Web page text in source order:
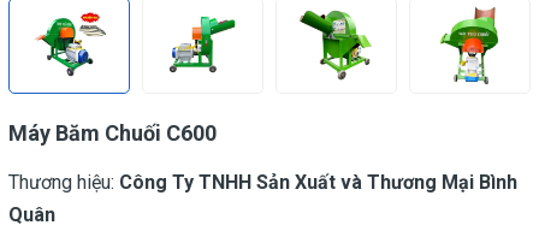
Máy Băm Chuối C600
Thương hiệu: Công Ty TNHH Sản Xuất và Thương Mại Bình
Quân